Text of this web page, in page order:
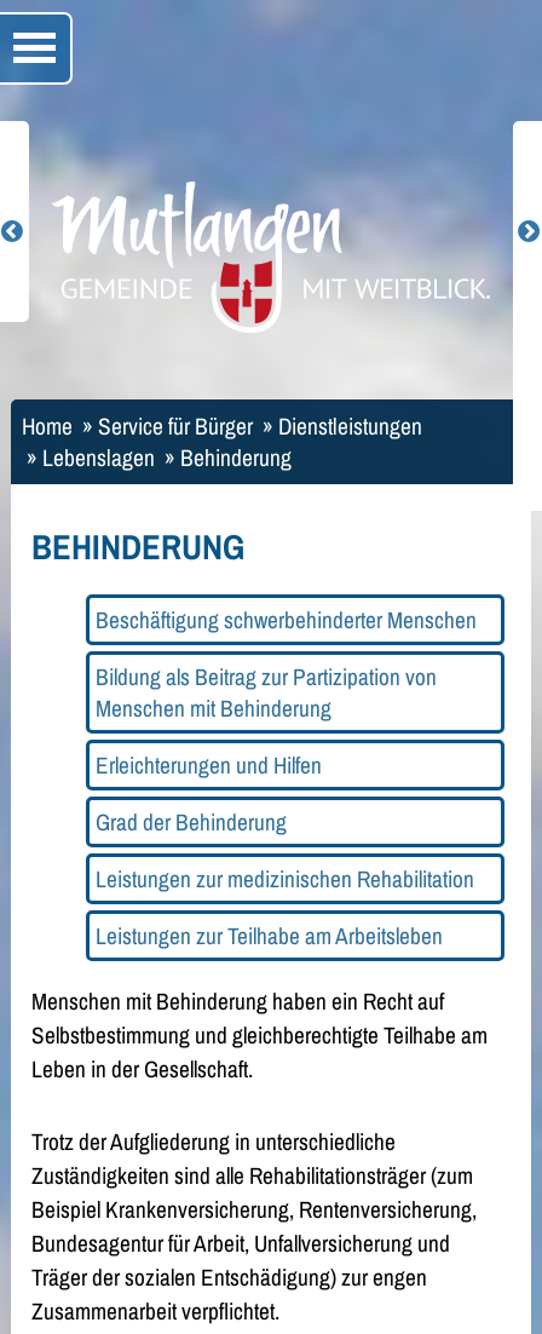
Home »Service für Bürger» Dienstleistungen
» Lebenslagen » Behinderung
BEHINDERUNG
Beschäftigung schwerbehinderter Menschen
Bildung als Beitrag zur Partizipation von
Menschen mit Behinderung
Erleichterungen und Hilfen
Grad der Behinderung
Leistungen zur medizinischen Rehabilitation
Leistungen zur Teilhabe am Arbeitsleben
Menschen mit Behinderung haben ein Recht auf
Selbstbestimmung und gleichberechtigte Teilhabe am
Leben in der Gesellschaft.
Trotz der Aufgliederung in unterschiedliche
Zuständigkeiten sind alle Rehabilitationsträger (zum
Beispiel Krankenversicherung, Rentenversicherung,
Bundesagentur für Arbeit, Unfallversicherung und
Träger der sozialen Entschädigung) zur engen
Zusammenarbeit verpflichtet.